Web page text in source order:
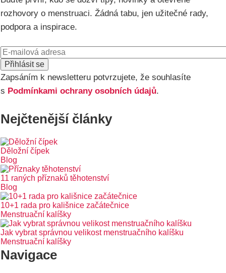
rozhovory o menstruaci. Žádná tabu, jen užitečné rady,
podpora a inspirace.
E-
mail
Zapsáním k newsletteru potvrzujete, že souhlasíte
s Podmínkami ochrany osobních údajů.
Nejčtenější články
Děložní čípek
Blog
11 raných příznaků těhotenství
Blog
10+1 rada pro kališnice začátečnice
Menstruační kalíšky
Jak vybrat správnou velikost menstruačního kalíšku
Menstruační kalíšky
Navigace